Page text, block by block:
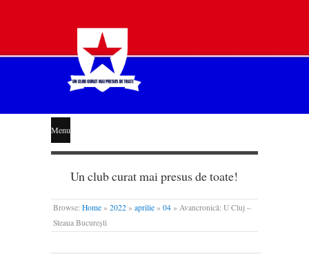
STEAUA
LIBERĂ
Menu
Un club curat mai presus de toate!
Browse: Home » 2022 » aprilie » 04 » Avancronică: U Cluj –
Steaua București